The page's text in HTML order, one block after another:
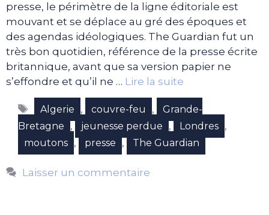
presse, le périmètre de la ligne éditoriale est
mouvant et se déplace au gré des époques et
des agendas idéologiques. The Guardian fut un
très bon quotidien, référence de la presse écrite
britannique, avant que sa version papier ne
s’effondre et qu’il ne … Lire la suite
Étiquettes
Algerie , couvre-feu ,
Grande-
Bretagne
, jeunesse perdue , Londres ,
moutons , presse , The Guardian
Laisser un commentaire